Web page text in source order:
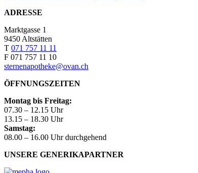
ADRESSE
Marktgasse 1
9450 Altstätten
T 071 757 11 11
F 071 757 11 10
sternenapotheke@ovan.ch
ÖFFNUNGSZEITEN
Montag bis Freitag:
07.30 – 12.15 Uhr
13.15 – 18.30 Uhr
Samstag:
08.00 – 16.00 Uhr durchgehend
UNSERE GENERIKAPARTNER